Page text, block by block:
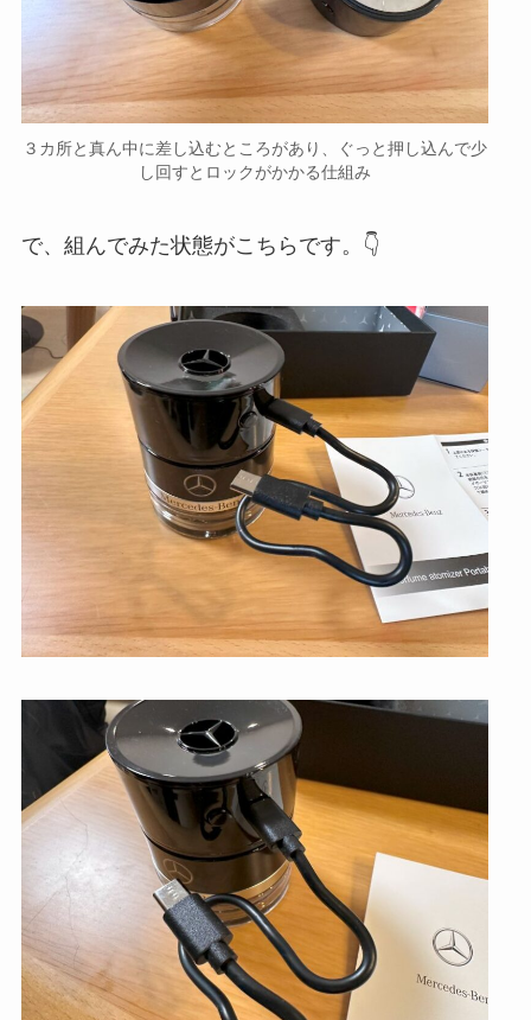
３カ所と真ん中に差し込むところがあり、ぐっと押し込んで少
し回すとロックがかかる仕組み
で、組んでみた状態がこちらです。👇